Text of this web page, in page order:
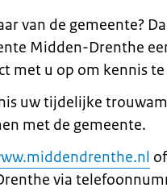
van de gemeente?
Midden-Drenthe
met u op om kennis
uw tijdelijke
met de gemeente.
via